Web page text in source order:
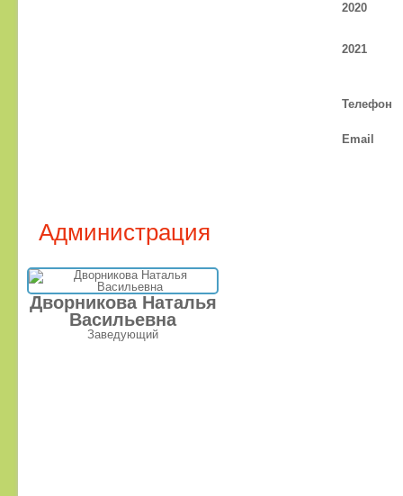
2020
2021
Телефон
Email
Администрация
Дворникова Наталья
Васильевна
Заведующий